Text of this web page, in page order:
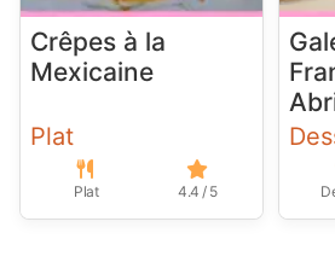
Crêpes à la
Mexicaine
Plat
Plat 4.4 / 5